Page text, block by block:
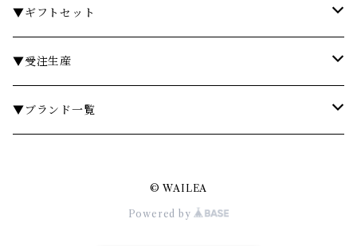
ディスペンサー・ソープディッシュ
ボディケア
衣類ケア
ギフトセット・セット
ハンドクリーム
ランドリーバスケット
ミラー
カトラリー
箸・箸置き
ランチョンマット・コースター
フレグランスランプ
リードディフューザー
時計
キャンドル
フラワーベース
テーブル
椅子・スツール
その他
▼ギフトセット
￥3,000～
￥5,000～
▼受注生産
テーブル
▼ブランド一覧
© WAILEA
Powered by